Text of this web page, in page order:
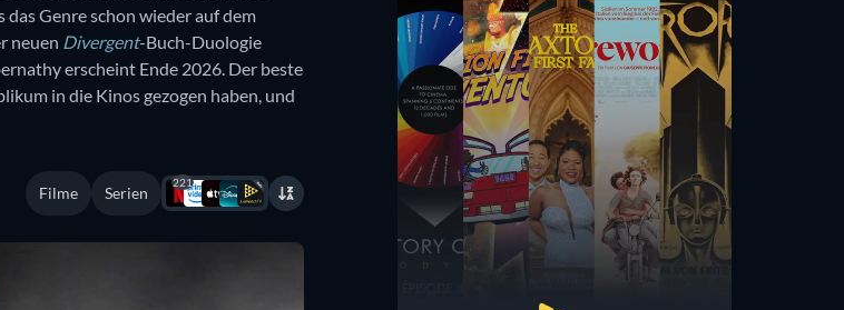
das Genre schon wieder auf dem
neuen Divergent-Buch-Duologie
erscheint Ende 2026. Der beste
in die Kinos gezogen haben, und
Filme Serien
221